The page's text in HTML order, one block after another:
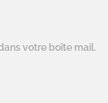
votre boîte mail.